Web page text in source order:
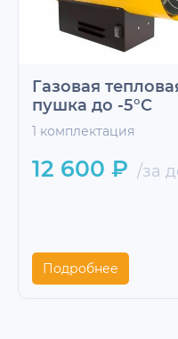
Газовая
пушка до -5°С
1 комплектация
12 600 ₽ /за
Подробнее